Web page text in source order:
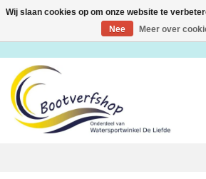
Toggle
Wij slaan cookies op om onze website te
Nee
Meer over